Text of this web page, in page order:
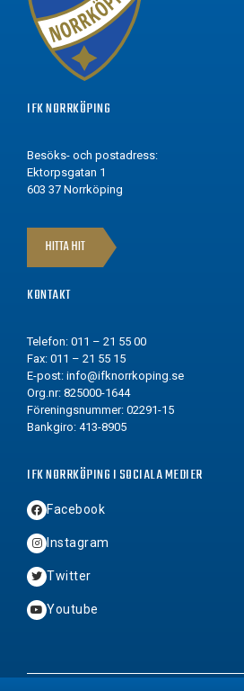
IFK NORRKÖPING
Besöks- och postadress:
Ektorpsgatan 1
603 37 Norrköping
HITTA HIT
KONTAKT
Telefon: 011 – 21 55 00
Fax: 011 – 21 55 15
E-post: info@ifknorrkoping.se
Org.nr: 825000-1644
Föreningsnummer: 02291-15
Bankgiro: 413-8905
IFK NORRKÖPING I SOCIALA MEDIER
Facebook
Instagram
Twitter
Youtube